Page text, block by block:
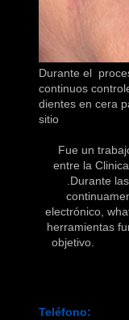
Durante el
continuos
dientes en cera
sitio
Fue un
entre la
.Durante
electrónico,
herramientas
Teléfono: